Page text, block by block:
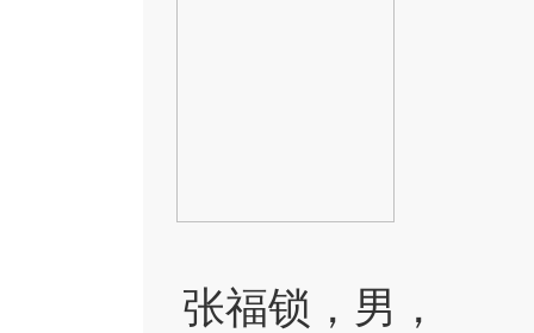
张福锁，男，